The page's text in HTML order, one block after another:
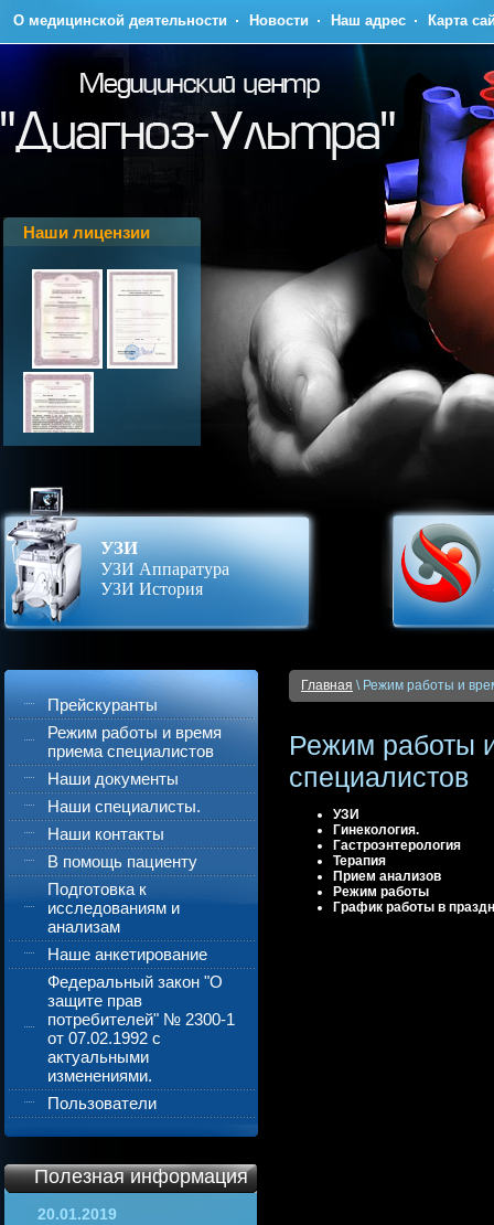
Наши лицензии
УЗИ
УЗИ Аппаратура
УЗИ История
О медицинской деятельности Новости Наш адрес Карта
Прейскуранты
Режим работы и время
приема специалистов
Наши документы
Наши специалисты.
Наши контакты
В помощь пациенту
Подготовка к
исследованиям и
анализам
Наше анкетирование
Федеральный закон "О
защите прав
потребителей" № 2300-1
от 07.02.1992 с
актуальными
изменениями.
Пользователи
Полезная информация
20.01.2019
Главная \ Режим работы и
Режим работы
специалистов
УЗИ
Гинекология.
Гастроэнтерология
Терапия
Прием анализов
Режим работы
График работы в